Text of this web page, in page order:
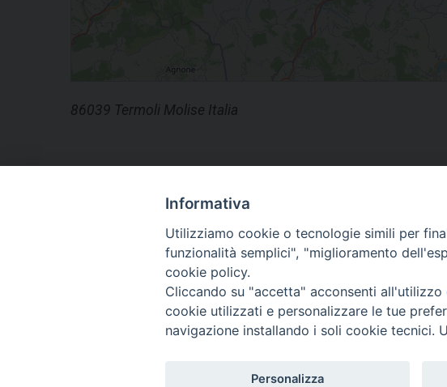
86039 Termoli Molise Italia
Informativa
Utilizziamo cookie o tecnologie simili per
funzionalità semplici", "miglioramento
cookie policy.
Cliccando su "accetta" acconsenti
cookie utilizzati e personalizzare le tue
navigazione installando i soli cookie tecnici.
Personalizza